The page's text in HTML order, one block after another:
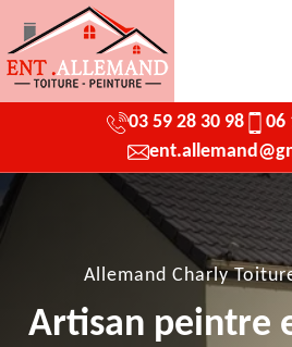
03 59 28 30 98
06
Allemand Charly
Artisan peintre